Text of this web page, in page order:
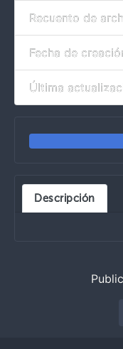
Recuento de
Fecha de
Última
Descripción